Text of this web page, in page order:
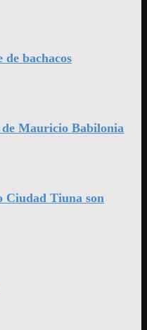
bachacos
Mauricio Babilonia
Ciudad Tiuna son